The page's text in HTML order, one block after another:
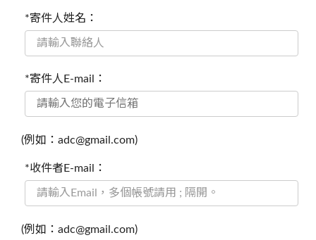
*寄件人姓名：
*寄件人E-mail：
(例如：adc@gmail.com)
*收件者E-mail：
(例如：adc@gmail.com)